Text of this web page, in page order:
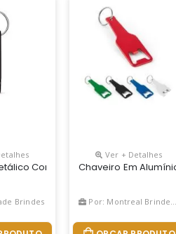
Galinha” Personalizado Com O
Com Abridor De Garrafas E
Brindes
Ver + Detalhes
Chaveiro Em
Por: Montreal Brindes Corporativos